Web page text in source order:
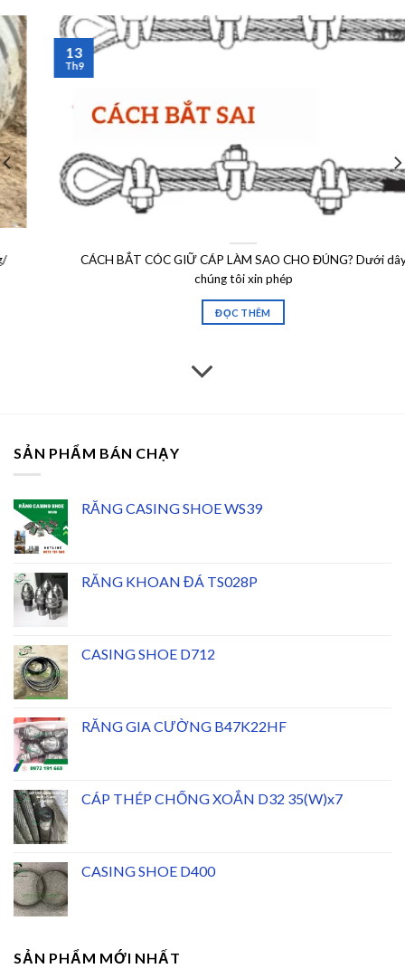
CÁCH BẮT CÓC GIỮ CÁP LÀM SAO CHO ĐÚNG? Dưới dây
chúng tôi xin phép
ĐỌC THÊM
Th9
SẢN PHẨM BÁN CHẠY
RĂNG CASING SHOE WS39
RĂNG KHOAN ĐÁ TS028P
CASING SHOE D712
RĂNG GIA CƯỜNG B47K22HF
CÁP THÉP CHỐNG XOẮN D32 35(W)x7
CASING SHOE D400
SẢN PHẨM MỚI NHẤT